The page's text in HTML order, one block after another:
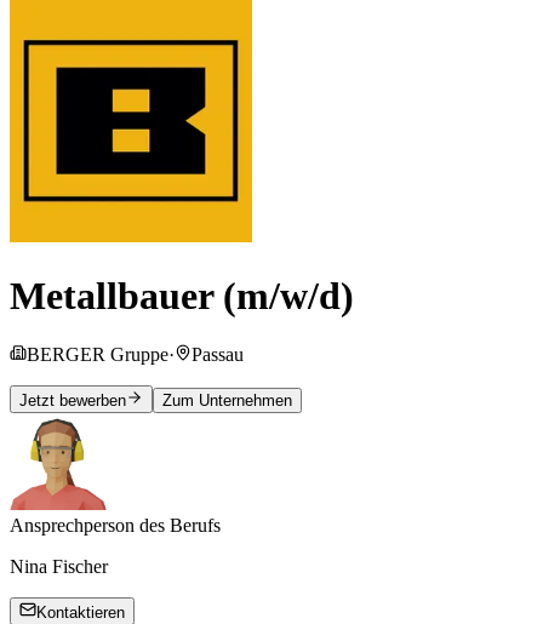
Metallbauer (m/w/d)
BERGER Gruppe· Passau
Jetzt bewerben Zum Unternehmen
Ansprechperson des Berufs
Nina Fischer
Kontaktieren